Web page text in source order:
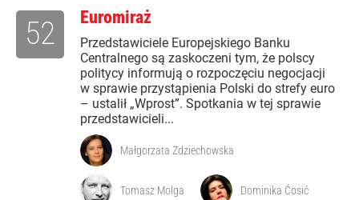
Euromiraż
Przedstawiciele Europejskiego Banku
Centralnego są zaskoczeni tym, że polscy
politycy informują o rozpoczęciu negocjacji
w sprawie przystąpienia Polski do strefy euro
– ustalił „Wprost”. Spotkania w tej sprawie
przedstawicieli...
52
Małgorzata Zdziechowska
Tomasz Molga Dominika Ćosić